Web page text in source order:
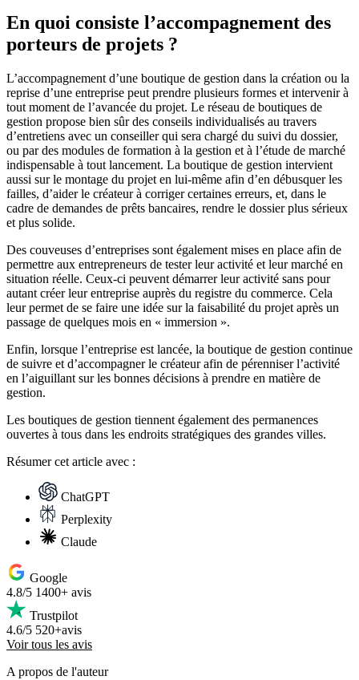
En quoi consiste l’accompagnement des
porteurs de projets ?
L’accompagnement d’une boutique de gestion dans la création ou la
reprise d’une entreprise peut prendre plusieurs formes et intervenir à
tout moment de l’avancée du projet. Le réseau de boutiques de
gestion propose bien sûr des conseils individualisés au travers
d’entretiens avec un conseiller qui sera chargé du suivi du dossier,
ou par des modules de formation à la gestion et à l’étude de marché
indispensable à tout lancement. La boutique de gestion intervient
aussi sur le montage du projet en lui-même afin d’en débusquer les
failles, d’aider le créateur à corriger certaines erreurs, et, dans le
cadre de demandes de prêts bancaires, rendre le dossier plus sérieux
et plus solide.
Des couveuses d’entreprises sont également mises en place afin de
permettre aux entrepreneurs de tester leur activité et leur marché en
situation réelle. Ceux-ci peuvent démarrer leur activité sans pour
autant créer leur entreprise auprès du registre du commerce. Cela
leur permet de se faire une idée sur la faisabilité du projet après un
passage de quelques mois en « immersion ».
Enfin, lorsque l’entreprise est lancée, la boutique de gestion continue
de suivre et d’accompagner le créateur afin de pérenniser l’activité
en l’aiguillant sur les bonnes décisions à prendre en matière de
gestion.
Les boutiques de gestion tiennent également des permanences
ouvertes à tous dans les endroits stratégiques des grandes villes.
Résumercet article avec :
ChatGPT
Perplexity
Claude
Google
4.8/5 1400+ avis
Trustpilot
4.6/5 520+avis
Voir tous les avis
A propos de l'auteur